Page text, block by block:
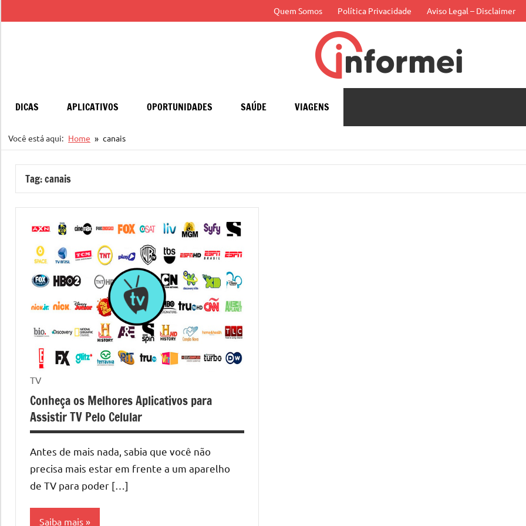
para
Quem Somos Política Privacidade Aviso Legal – Disclaimer
DICAS APLICATIVOS OPORTUNIDADES SAÚDE VIAGENS
Você está aqui: Home canais
Tag:canais
TV
Conheça os Melhores Aplicativos para
Assistir TV Pelo Celular
Antes de mais nada, sabia que você não
precisa mais estar em frente a um aparelho
de TV para poder […]
Saiba mais